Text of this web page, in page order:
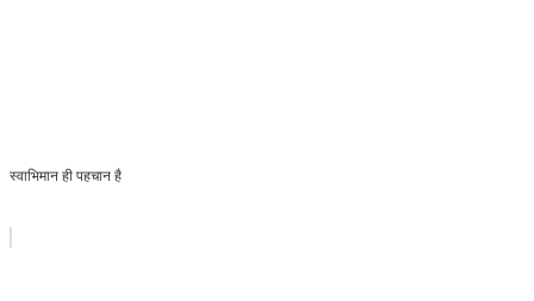
स्वाभिमान ही पहचान है